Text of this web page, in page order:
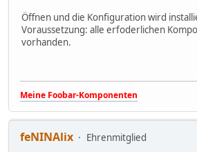
Öffnen und die Konfiguration wird
Voraussetzung: alle erfoderlichen
vorhanden.
Meine Foobar-Komponenten
feNINAlix
Ehrenmitglied